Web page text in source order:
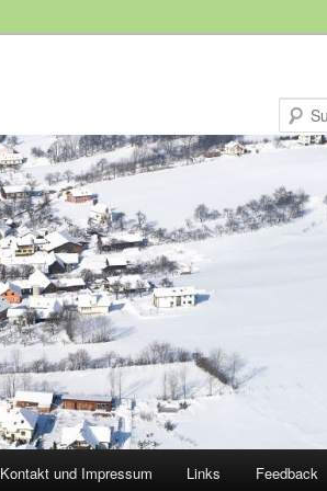
Kontakt und Impressum Links Feedback